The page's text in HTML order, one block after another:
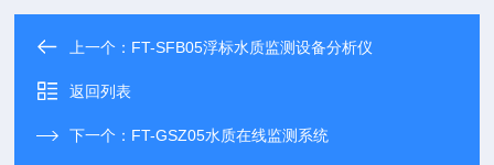
上一个： FT-SFB05浮标水质监测设备分析仪
返回列表
下一个： FT-GSZ05水质在线监测系统